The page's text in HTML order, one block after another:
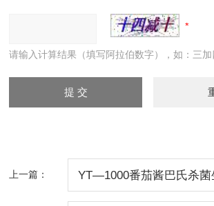
请输入计算结果（填写阿拉伯数字），如：三加
上一篇： YT—1000番茄酱巴氏杀菌